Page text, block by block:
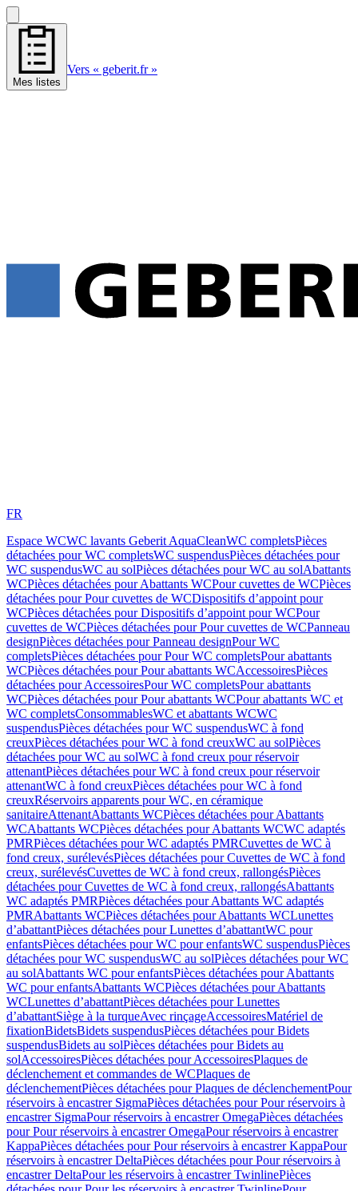
Mes listes
Vers « geberit.fr »
FR
Espace WCWC lavants Geberit AquaCleanWC completsPièces
détachées pour WC completsWC suspendusPièces détachées pour
WC suspendusWC au solPièces détachées pour WC au solAbattants
WCPièces détachées pour Abattants WCPour cuvettes de WCPièces
détachées pour Pour cuvettes de WCDispositifs d’appoint pour
WCPièces détachées pour Dispositifs d’appoint pour WCPour
cuvettes de WCPièces détachées pour Pour cuvettes de WCPanneau
designPièces détachées pour Panneau designPour WC
completsPièces détachées pour Pour WC completsPour abattants
WCPièces détachées pour Pour abattants WCAccessoiresPièces
détachées pour AccessoiresPour WC completsPour abattants
WCPièces détachées pour Pour abattants WCPour abattants WC et
WC completsConsommablesWC et abattants WCWC
suspendusPièces détachées pour WC suspendusWC à fond
creuxPièces détachées pour WC à fond creuxWC au solPièces
détachées pour WC au solWC à fond creux pour réservoir
attenantPièces détachées pour WC à fond creux pour réservoir
attenantWC à fond creuxPièces détachées pour WC à fond
creuxRéservoirs apparents pour WC, en céramique
sanitaireAttenantAbattants WCPièces détachées pour Abattants
WCAbattants WCPièces détachées pour Abattants WCWC adaptés
PMRPièces détachées pour WC adaptés PMRCuvettes de WC à
fond creux, surélevésPièces détachées pour Cuvettes de WC à fond
creux, surélevésCuvettes de WC à fond creux, rallongésPièces
détachées pour Cuvettes de WC à fond creux, rallongésAbattants
WC adaptés PMRPièces détachées pour Abattants WC adaptés
PMRAbattants WCPièces détachées pour Abattants WCLunettes
d’abattantPièces détachées pour Lunettes d’abattantWC pour
enfantsPièces détachées pour WC pour enfantsWC suspendusPièces
détachées pour WC suspendusWC au solPièces détachées pour WC
au solAbattants WC pour enfantsPièces détachées pour Abattants
WC pour enfantsAbattants WCPièces détachées pour Abattants
WCLunettes d’abattantPièces détachées pour Lunettes
d’abattantSiège à la turqueAvec rinçageAccessoiresMatériel de
fixationBidetsBidets suspendusPièces détachées pour Bidets
suspendusBidets au solPièces détachées pour Bidets au
solAccessoiresPièces détachées pour AccessoiresPlaques de
déclenchement et commandes de WCPlaques de
déclenchementPièces détachées pour Plaques de déclenchementPour
réservoirs à encastrer SigmaPièces détachées pour Pour réservoirs à
encastrer SigmaPour réservoirs à encastrer OmegaPièces détachées
pour Pour réservoirs à encastrer OmegaPour réservoirs à encastrer
KappaPièces détachées pour Pour réservoirs à encastrer KappaPour
réservoirs à encastrer DeltaPièces détachées pour Pour réservoirs à
encastrer DeltaPour les réservoirs à encastrer TwinlinePièces